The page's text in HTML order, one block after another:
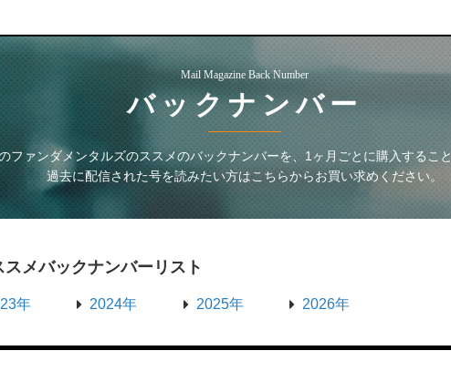
Mail Magazine Back Number
バックナンバー
ファンダメンタルズのススメのバックナンバーを、1ヶ月ごとに購入すること
過去に配信された号を読みたい方はこちらからお買い求めください。
スメバックナンバーリスト
年 2024年 2025年 2026年